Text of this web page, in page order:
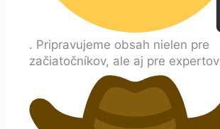
. Pripravujeme obsah nielen pre
začiatočníkov, ale aj pre expertov